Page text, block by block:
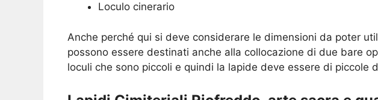
Loculo cinerario
Anche perché qui si deve considerare le dimensioni da poter
possono essere destinati anche alla collocazione di due bare
loculi che sono piccoli e quindi la lapide deve essere di piccole